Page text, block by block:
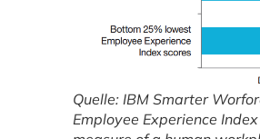
Quelle: IBM Smarter
Employee Experience